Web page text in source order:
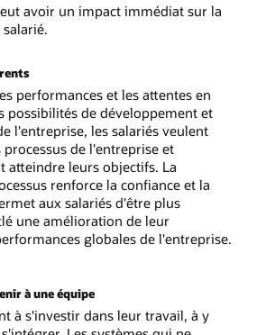
avoir un impact immédiat sur la
performances et les attentes en
possibilités de développement et
l'entreprise, les salariés veulent
de l'entreprise et
atteindre leurs objectifs. La
renforce la confiance et la
aux salariés d'être plus
une amélioration de leur
globales de l'entreprise.
à une équipe
à s'investir dans leur travail, à y